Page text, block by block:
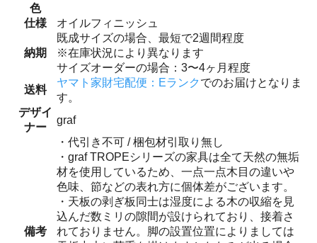
色
仕様
オイルフィニッシュ
納期
既成サイズの場合、最短で2週間程度
※在庫状況により異なります
サイズオーダーの場合：3〜4ヶ月程度
送料
ヤマト家財宅配便：Eランク でのお届けとなりま
す。
デザイ
ナー
graf
備考
・代引き不可 / 梱包材引取り無し
・graf TROPEシリーズの家具は全て天然の無垢
材を使用しているため、一点一点木目の違いや
色味、節などの表れ方に個体差がございます。
・天板の剥ぎ板同士は湿度による木の収縮を見
込んだ数ミリの隙間が設けられており、接着さ
れておりません。脚の設置位置によりましては